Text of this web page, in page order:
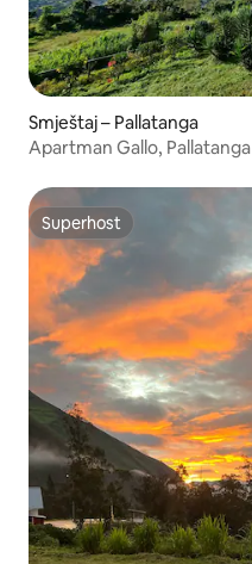
Smještaj – Pallatanga
Apartman Gallo, Pallatanga
Superhost
Superhost